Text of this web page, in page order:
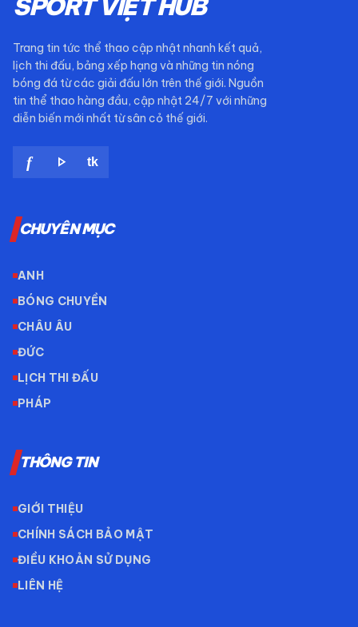
SPORT VIỆT HUB
Trang tin tức thể thao cập nhật nhanh kết quả,
lịch thi đấu, bảng xếp hạng và những tin nóng
bóng đá từ các giải đấu lớn trên thế giới. Nguồn
tin thể thao hàng đầu, cập nhật 24/7 với những
diễn biến mới nhất từ sân cỏ thế giới.
f play_arrow tk
CHUYÊN MỤC
ANH
BÓNG CHUYỀN
CHÂU ÂU
ĐỨC
LỊCH THI ĐẤU
PHÁP
THÔNG TIN
GIỚI THIỆU
CHÍNH SÁCH BẢO MẬT
ĐIỀU KHOẢN SỬ DỤNG
LIÊN HỆ